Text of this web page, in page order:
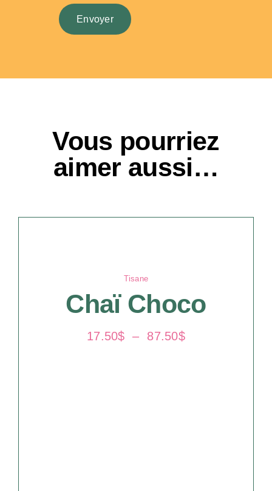
Vous pourriez
aimer aussi…
Tisane
Chaï Choco
17.50$ – 87.50$Plage